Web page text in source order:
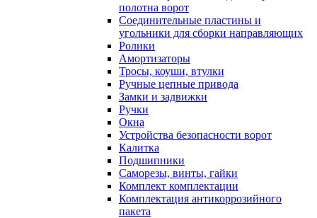
полотна ворот
Соединительные пластины и
угольники для сборки направляющих
Ролики
Амортизаторы
Тросы, коуши, втулки
Ручные цепные привода
Замки и задвижки
Ручки
Окна
Устройства безопасности ворот
Калитка
Подшипники
Саморезы, винты, гайки
Комплект комплектации
Комплектация антикоррозийного
пакета